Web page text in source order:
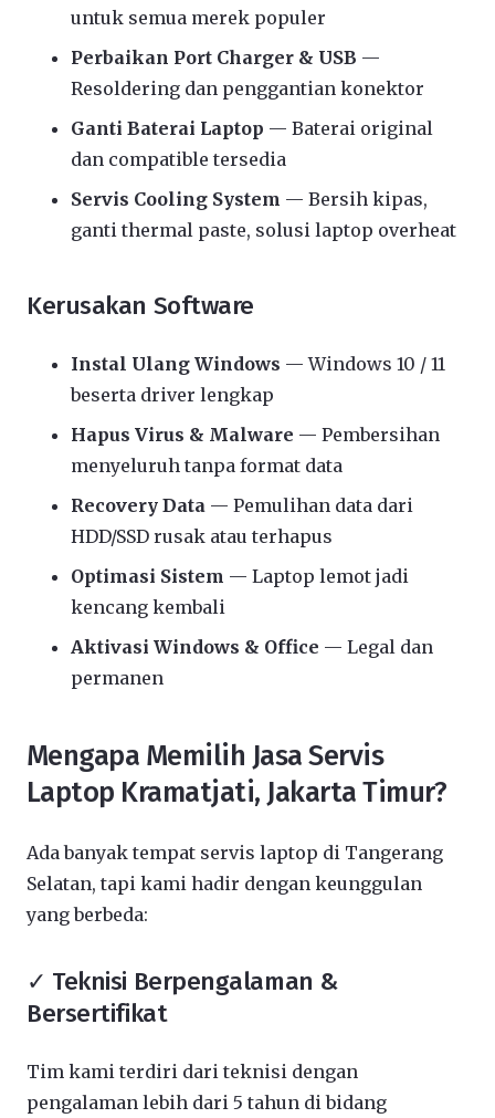
untuk semua merek populer
Perbaikan Port Charger & USB —
Resoldering dan penggantian konektor
Ganti Baterai Laptop — Baterai original
dan compatible tersedia
Servis Cooling System — Bersih kipas,
ganti thermal paste, solusi laptop overheat
Kerusakan Software
Instal Ulang Windows — Windows 10 / 11
beserta driver lengkap
Hapus Virus & Malware — Pembersihan
menyeluruh tanpa format data
Recovery Data — Pemulihan data dari
HDD/SSD rusak atau terhapus
Optimasi Sistem — Laptop lemot jadi
kencang kembali
Aktivasi Windows & Office — Legal dan
permanen
Mengapa Memilih Jasa Servis
Laptop Kramatjati, Jakarta Timur?
Ada banyak tempat servis laptop di Tangerang
Selatan, tapi kami hadir dengan keunggulan
yang berbeda:
✓ Teknisi Berpengalaman &
Bersertifikat
Tim kami terdiri dari teknisi dengan
pengalaman lebih dari 5 tahun di bidang